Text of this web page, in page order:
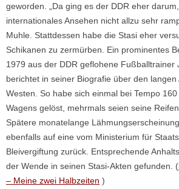
geworden. „Da ging es der DDR eher
internationales Ansehen nicht allzu sehr
Muhle. Stattdessen habe die Stasi eher
Schikanen zu zermürben. Ein prominentes
1979 aus der DDR geflohene Fußballtrainer
berichtet in seiner Biografie über den langen
Westen. So habe sich einmal bei Tempo
Wagens gelöst, mehrmals seien seine
Spätere monatelange
ebenfalls auf eine vom Ministerium für
Bleivergiftung zurück. Entsprechende
der Wende in seinen Stasi-Akten gefunden. (
– Meine zwei Halbzeiten )